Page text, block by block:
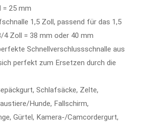
= 25 mm
1,5 Zoll, passend für das 1,5
4 Zoll = 38 mm oder 40 mm
Schnellverschlussschnalle aus
perfekt zum Ersetzen durch die
Schlafsäcke, Zelte,
Hunde, Fallschirm,
Gürtel, Kamera-/Camcordergurt,